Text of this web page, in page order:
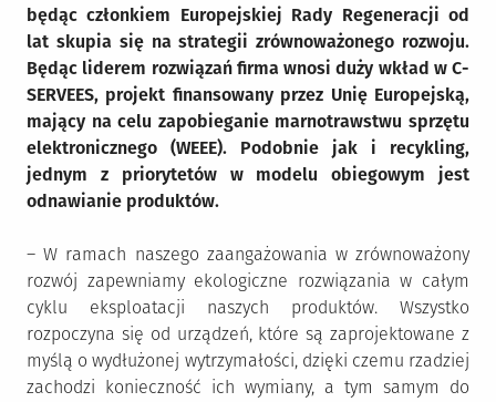
będąc członkiem Europejskiej Rady Regeneracji od
lat skupia się na strategii zrównoważonego rozwoju.
Będąc liderem rozwiązań firma wnosi duży wkład w C-
SERVEES, projekt finansowany przez Unię Europejską,
mający na celu zapobieganie marnotrawstwu sprzętu
elektronicznego (WEEE). Podobnie jak i recykling,
jednym z priorytetów w modelu obiegowym jest
odnawianie produktów.
– W ramach naszego zaangażowania w zrównoważony
rozwój zapewniamy ekologiczne rozwiązania w całym
cyklu eksploatacji naszych produktów. Wszystko
rozpoczyna się od urządzeń, które są zaprojektowane z
myślą o wydłużonej wytrzymałości, dzięki czemu rzadziej
zachodzi konieczność ich wymiany, a tym samym do